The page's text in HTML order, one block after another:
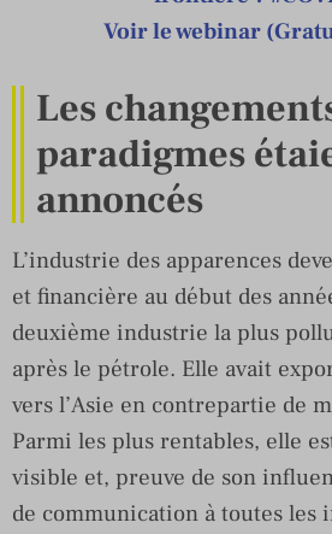
Voir le webinar
Les
paradigmes
annoncés
L’industrie des apparences
et financière au début des
deuxième industrie la plus
après le pétrole. Elle avait
vers l’Asie en contrepartie de
Parmi les plus rentables, elle
visible et, preuve de son
de communication à toutes les